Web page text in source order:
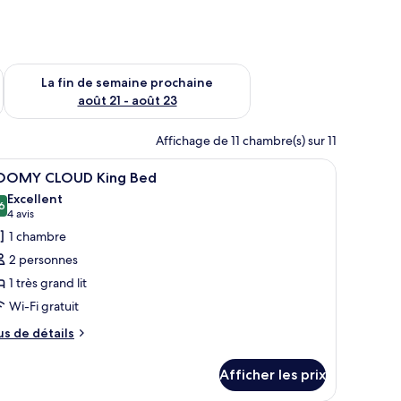
août 14 - août 16
La fin de semaine prochaine
août 21 - août 23
Vérifier la disponibilité pour la fin de semaine prochaine août
Affichage de 11 chambre(s) sur 11
de lit ornée d’un motif floral et une lampe de chevet.
:
Un lit avec du linge de lit blanc, une tête de
8 CLOUD King Bed
sur 10
Excellent
4 avis
(4 avis)
1 chambre
2 personnes
1 très grand lit
Wi-Fi gratuit
de détails
Afficher les prix